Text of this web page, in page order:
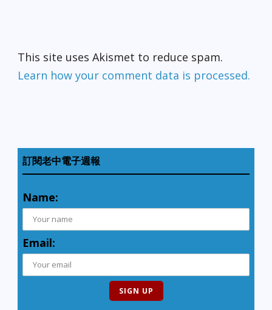
This site uses Akismet to reduce spam.
Learn how your comment data is processed.
訂閱老中電子週報
Name:
Email: